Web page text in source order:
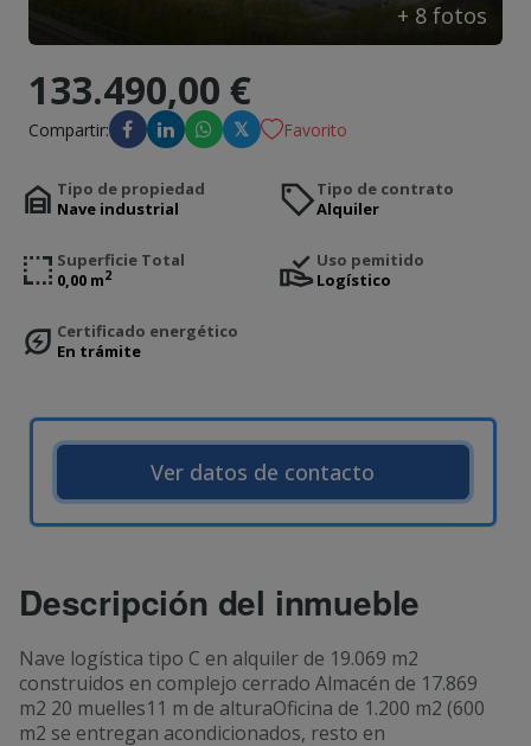
+ 8 fotos
133.490,00 €
Compartir: 𝕏 Favorito
Tipo de propiedad
Nave industrial
Tipo de contrato
Alquiler
Superficie Total
0,00 m2
Uso pemitido
Logístico
Certificado energético
En trámite
Ver datos de contacto
Descripción del inmueble
Nave logística tipo C en alquiler de 19.069 m2
construidos en complejo cerrado Almacén de 17.869
m2 20 muelles11 m de alturaOficina de 1.200 m2 (600
m2 se entregan acondicionados, resto en